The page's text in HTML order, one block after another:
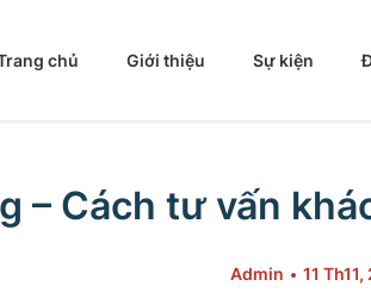
chủ Giới thiệu Sự kiện
– Cách tư vấn
Admin 11